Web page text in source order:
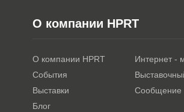
О компании HPRT
О компании HPRT
Интернет -
События
Выставки
Сообщение
Блог